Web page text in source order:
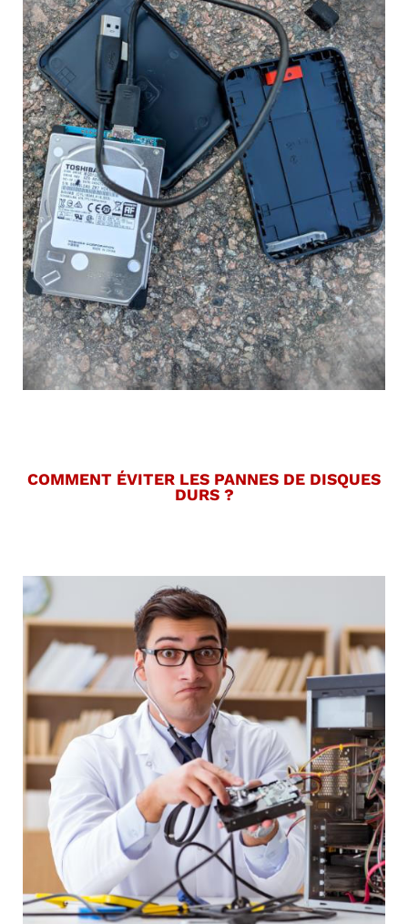
COMMENT ÉVITER LES PANNES DE DISQUES
DURS ?